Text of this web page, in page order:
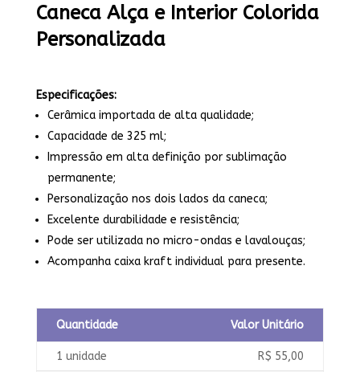
Caneca Alça e Interior Colorida
Personalizada
Especificações:
Cerâmica importada de alta qualidade;
Capacidade de 325 ml;
Impressão em alta definição por sublimação
permanente;
Personalização nos dois lados da caneca;
Excelente durabilidade e resistência;
Pode ser utilizada no micro-ondas e lavalouças;
Acompanha caixa kraft individual para presente.
Quantidade Valor Unitário
1 unidade R$ 55,00